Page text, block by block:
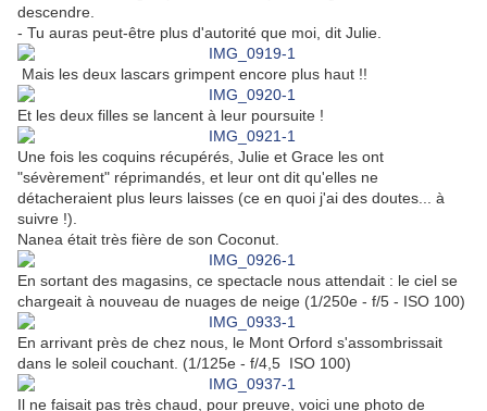
descendre.
- Tu auras peut-être plus d'autorité que moi, dit Julie.
Mais les deux lascars grimpent encore plus haut !!
Et les deux filles se lancent à leur poursuite !
Une fois les coquins récupérés, Julie et Grace les ont
"sévèrement" réprimandés, et leur ont dit qu'elles ne
détacheraient plus leurs laisses (ce en quoi j'ai des doutes... à
suivre !).
Nanea était très fière de son Coconut.
En sortant des magasins, ce spectacle nous attendait : le ciel se
chargeait à nouveau de nuages de neige (1/250e - f/5 - ISO 100)
En arrivant près de chez nous, le Mont Orford s'assombrissait
dans le soleil couchant. (1/125e - f/4,5 ISO 100)
Il ne faisait pas très chaud, pour preuve, voici une photo de